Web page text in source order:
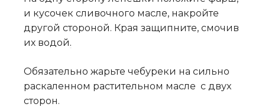
и кусочек сливочного масле, накройте
другой стороной. Края защипните, смочив
их водой.
Обязательно жарьте чебуреки на сильно
раскаленном растительном масле с двух
сторон.